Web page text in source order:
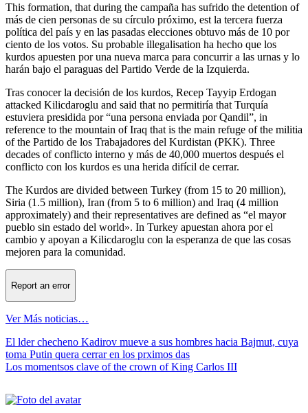
This formation, that during the campaña has sufrido the detention of
más de cien personas de su círculo próximo, est la tercera fuerza
política del país y en las pasadas elecciones obtuvo más de 10 por
ciento de los votos. Su probable illegalisation ha hecho que los
kurdos apuesten por una nueva marca para concurrir a las urnas y lo
harán bajo el paraguas del Partido Verde de la Izquierda.
Tras conocer la decisión de los kurdos, Recep Tayyip Erdogan
attacked Kilicdaroglu and said that no permitiría that Turquía
estuviera presidida por “una persona enviada por Qandil”, in
reference to the mountain of Iraq that is the main refuge of the militia
of the Partido de los Trabajadores del Kurdistan (PKK). Three
decades of conflicto interno y más de 40,000 muertos después el
conflicto con los kurdos es una herida difícil de cerrar.
The Kurdos are divided between Turkey (from 15 to 20 million),
Siria (1.5 million), Iran (from 5 to 6 million) and Iraq (4 million
approximately) and their representatives are defined as “el mayor
pueblo sin estado del world». In Turkey apuestan ahora por el
cambio y apoyan a Kilicdaroglu con la esperanza de que las cosas
mejoren para la comunidad.
Report an error
Ver Más noticias…
Navegación
de
El lder checheno Kadirov mueve a sus hombres hacia Bajmut, cuya
toma Putin quera cerrar en los prximos das
Los momentsos clave of the crown of King Carlos III